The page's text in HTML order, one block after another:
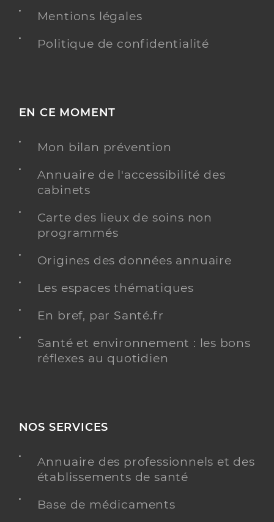
Mentions légales
Politique de confidentialité
EN CE MOMENT
Mon bilan prévention
Annuaire de l'accessibilité des
cabinets
Carte des lieux de soins non
programmés
Origines des données annuaire
Les espaces thématiques
En bref, par Santé.fr
Santé et environnement : les bons
réflexes au quotidien
NOS SERVICES
Annuaire des professionnels et des
établissements de santé
Base de médicaments